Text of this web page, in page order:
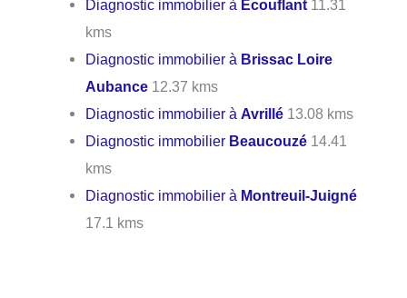
Diagnostic immobilier à Écouflant 11.31
kms
Diagnostic immobilier à Brissac Loire
Aubance 12.37 kms
Diagnostic immobilier àAvrillé 13.08 kms
Diagnostic immobilier Beaucouzé 14.41
kms
Diagnostic immobilier à Montreuil-Juigné
17.1 kms